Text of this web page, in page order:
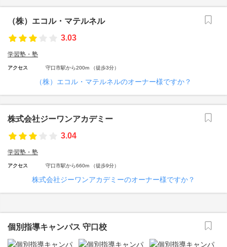
（株）エコル・マテルネル
3.03
学習塾・塾
アクセス 守口市駅から200m （徒歩3分）
（株）エコル・マテルネルのオーナー様ですか？
株式会社ジーワンアカデミー
3.04
学習塾・塾
アクセス 守口市駅から660m （徒歩9分）
株式会社ジーワンアカデミーのオーナー様ですか？
個別指導キャンパス 守口校